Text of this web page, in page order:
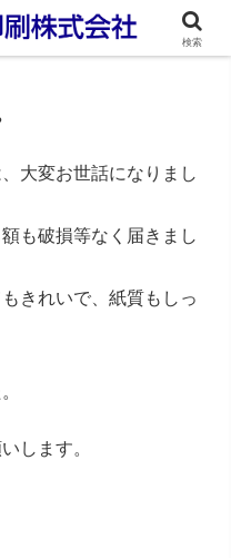
デマンド印刷
大変お世話になりまし
も破損等なく届きまし
きれいで、紙質もしっ
します。
検索